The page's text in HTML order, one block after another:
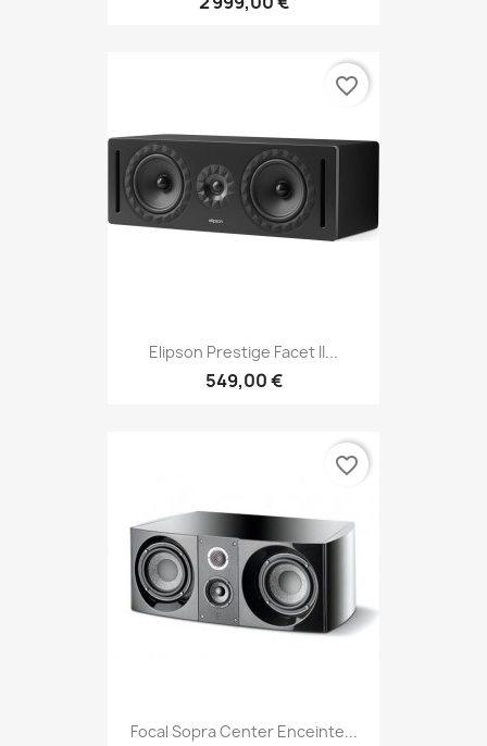
Elipson Prestige Facet II...
549,00 €
favorite_border
Focal Sopra Center Enceinte...
favorite_border